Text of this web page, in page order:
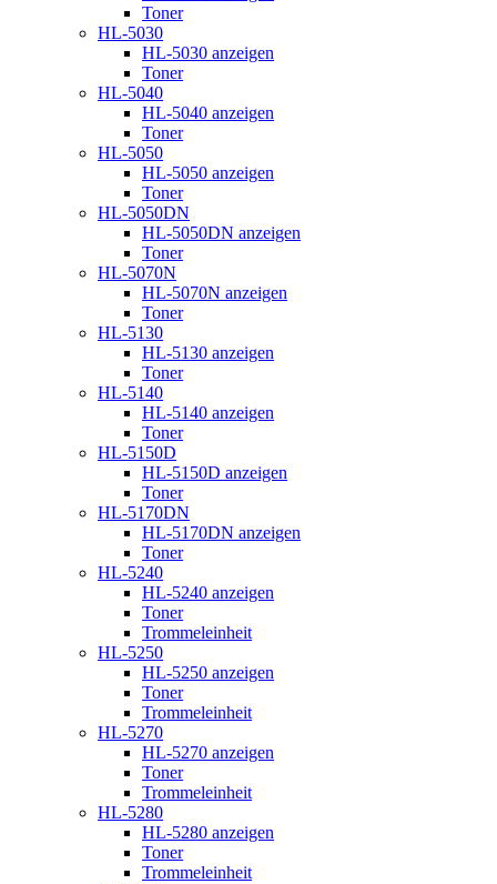
Toner
HL-5030
HL-5030 anzeigen
Toner
HL-5040
HL-5040 anzeigen
Toner
HL-5050
HL-5050 anzeigen
Toner
HL-5050DN
HL-5050DN anzeigen
Toner
HL-5070N
HL-5070N anzeigen
Toner
HL-5130
HL-5130 anzeigen
Toner
HL-5140
HL-5140 anzeigen
Toner
HL-5150D
HL-5150D anzeigen
Toner
HL-5170DN
HL-5170DN anzeigen
Toner
HL-5240
HL-5240 anzeigen
Toner
Trommeleinheit
HL-5250
HL-5250 anzeigen
Toner
Trommeleinheit
HL-5270
HL-5270 anzeigen
Toner
Trommeleinheit
HL-5280
HL-5280 anzeigen
Toner
Trommeleinheit